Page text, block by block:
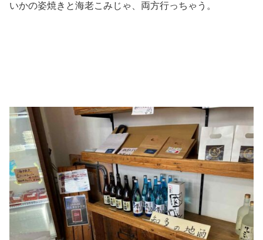
いかの姿焼きと海老こみじゃ、両方行っちゃう。